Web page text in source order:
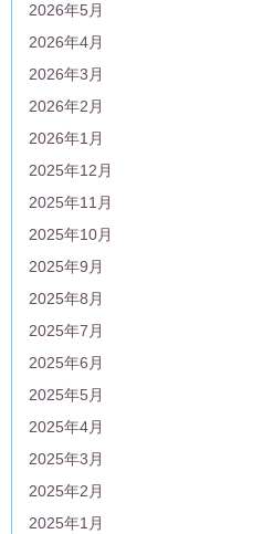
2026年5月
2026年4月
2026年3月
2026年2月
2026年1月
2025年12月
2025年11月
2025年10月
2025年9月
2025年8月
2025年7月
2025年6月
2025年5月
2025年4月
2025年3月
2025年2月
2025年1月